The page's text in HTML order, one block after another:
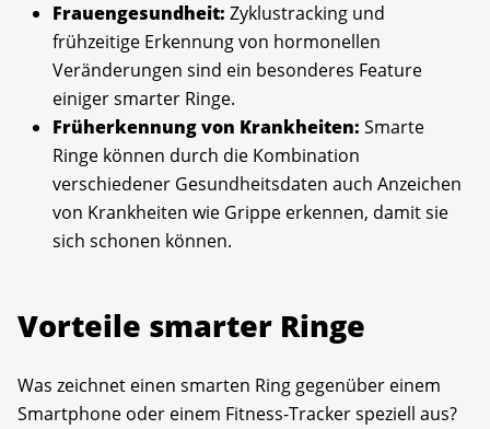
Frauengesundheit: Zyklustracking und
frühzeitige Erkennung von hormonellen
Veränderungen sind ein besonderes Feature
einiger smarter Ringe.
Früherkennung von Krankheiten: Smarte
Ringe können durch die Kombination
verschiedener Gesundheitsdaten auch Anzeichen
von Krankheiten wie Grippe erkennen, damit sie
sich schonen können.
Vorteile smarter Ringe
Was zeichnet einen smarten Ring gegenüber einem
Smartphone oder einem Fitness-Tracker speziell aus?